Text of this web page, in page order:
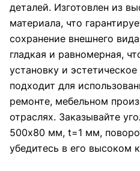
деталей. Изготовлен из
материала, что
сохранение внешнего
гладкая и равномерная,
установку и
подходит для
ремонте, мебельном
отраслях. Заказывайте
500x80 мм, t=1 мм,
убедитесь в его высоком